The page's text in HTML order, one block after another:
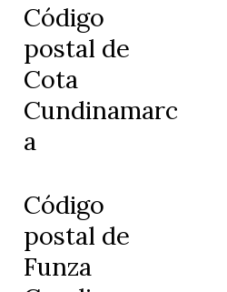
Código
postal de
Cota
Cundinamarc
a
Código
postal de
Funza